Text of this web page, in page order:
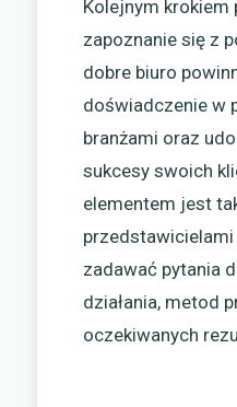
Kolejnym krokiem
zapoznanie się z
dobre biuro
doświadczenie w
branżami oraz
sukcesy swoich
elementem jest
zadawać pytania
działania, metod
oczekiwanych